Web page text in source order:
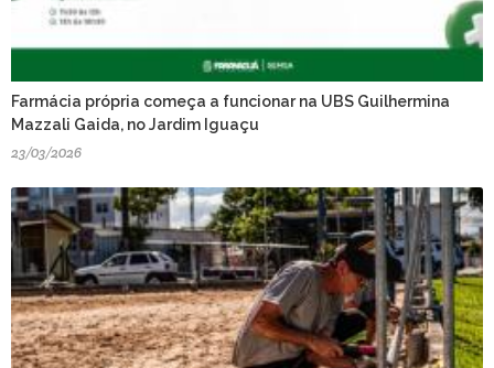
Farmácia própria começa a funcionar na UBS Guilhermina
Mazzali Gaida, no Jardim Iguaçu
23/03/2026